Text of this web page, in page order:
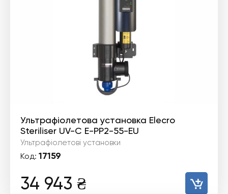
Ультрафіолетова установка Elecro
Steriliser UV-C E-PP2-55-EU
Ультрафіолетові установки
Код: 17159
34 943 ₴